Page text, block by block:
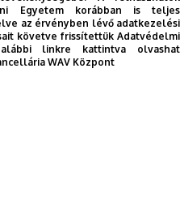
Egyetem korábban is teljes
az érvényben lévő adatkezelési
követve frissítettük Adatvédelmi
linkre kattintva olvashat
WAV Központ